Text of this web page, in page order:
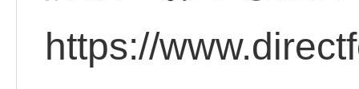
https://